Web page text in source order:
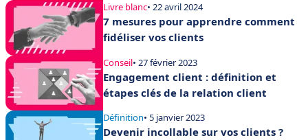
Livre blanc• 22 avril 2024
7 mesures pour apprendre comment
fidéliser vos clients
Conseil• 27 février 2023
Engagement client : définition et
étapes clés de la relation client
Définition• 5 janvier 2023
Devenir incollable sur vos clients ?